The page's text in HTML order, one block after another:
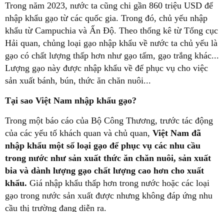
Trong năm 2023, nước ta cũng chi gần 860 triệu USD để
nhập khẩu gạo từ các quốc gia. Trong đó, chủ yếu nhập
khẩu từ Campuchia và Ấn Độ. Theo thống kê từ Tổng cục
Hải quan, chủng loại gạo nhập khẩu về nước ta chủ yếu là
gạo có chất lượng thấp hơn như gạo tấm, gạo trắng khác...
Lượng gạo này được nhập khẩu về để phục vụ cho việc
sản xuất bánh, bún, thức ăn chăn nuôi...
Tại sao Việt Nam nhập khẩu gạo?
Trong một báo cáo của Bộ Công Thương, trước tác động
của các yếu tố khách quan và chủ quan, Việt Nam đã
nhập khẩu một số loại gạo để phục vụ các nhu cầu
trong nước như sản xuất thức ăn chăn nuôi, sản xuất
bia và dành lượng gạo chất lượng cao hơn cho xuất
khẩu. Giá nhập khẩu thấp hơn trong nước hoặc các loại
gạo trong nước sản xuất được nhưng không đáp ứng nhu
cầu thị trường đang diễn ra.